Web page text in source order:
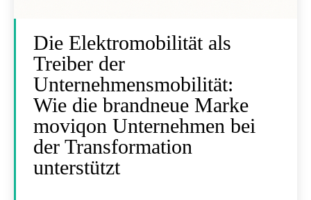
Die Elektromobilität als
Treiber der
Unternehmensmobilität:
Wie die brandneue Marke
moviqon Unternehmen bei
der Transformation
unterstützt